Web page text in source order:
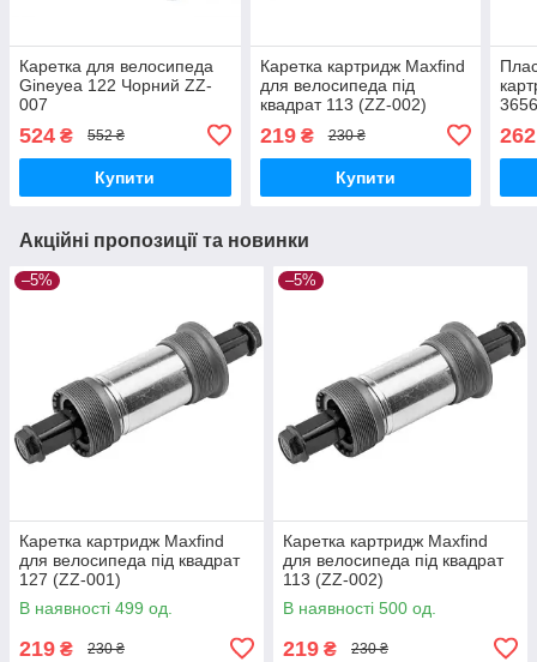
Каретка для велосипеда
Gineyea 122 Чорний ZZ-
007
524 ₴ 552 ₴
Купити
Каретка картридж Maxfind
для велосипеда під
квадрат 113 (ZZ-002)
219₴ 230 ₴
Купити
262
Акційні пропозиції та новинки
–5%
Каретка картридж Maxfind
для велосипеда під квадрат
127 (ZZ-001)
В наявності 499 од.
219 ₴ 230 ₴
–5%
Каретка картридж Maxfind
для велосипеда під квадрат
113 (ZZ-002)
В наявності 500 од.
219 ₴ 230 ₴